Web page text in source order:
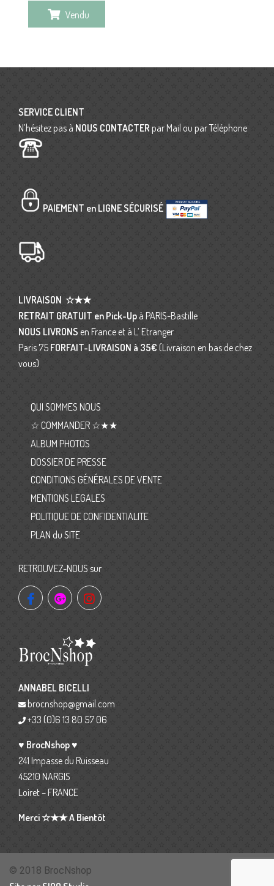
Vendu
SERVICE CLIENT
N’hésitez pas à NOUS CONTACTER par Mail ou par Téléphone
PAIEMENT en LIGNE SÉCURISÉ
LIVRAISON ☆★★
RETRAIT GRATUIT en Pick-Up à PARIS-Bastille
NOUS LIVRONS en France et à L’ Etranger
Paris 75 FORFAIT-LIVRAISON à 35€ (Livraison en bas de chez
vous)
QUI SOMMES NOUS
☆ COMMANDER ☆★★
ALBUM PHOTOS
DOSSIER DE PRESSE
CONDITIONS GÉNÉRALES DE VENTE
MENTIONS LEGALES
POLITIQUE DE CONFIDENTIALITE
PLAN du SITE
RETROUVEZ-NOUS sur
ANNABEL BICELLI
brocnshop@gmail.com
+33 (0)6 13 80 57 06
♥ BrocNshop ♥
241 Impasse du Ruisseau
45210 NARGIS
Loiret – FRANCE
Merci ☆★★ A Bientôt
© 2018 BrocNshop